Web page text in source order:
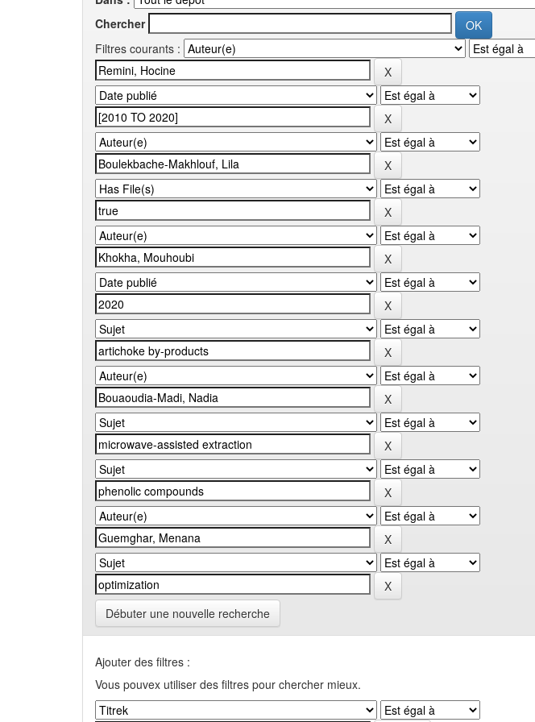
Chercher
Filtres courants :
Débuter une nouvelle recherche
Ajouter des filtres :
Vous pouvex utiliser des filtres pour chercher mieux.